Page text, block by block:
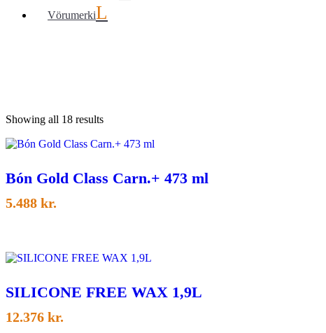
Vörumerki
Showing all 18 resultsSorted
latest
Bón Gold Class Carn.+ 473 ml
5.488 kr.
SILICONE FREE WAX 1,9L
12.376 kr.